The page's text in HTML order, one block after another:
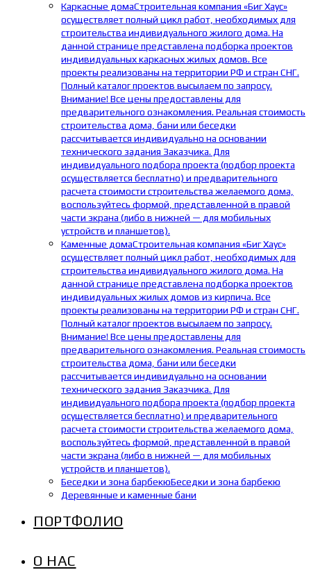
Каркасные домаСтроительная компания «Биг Хаус»
осуществляет полный цикл работ, необходимых для
строительства индивидуального жилого дома. На
данной странице представлена подборка проектов
индивидуальных каркасных жилых домов. Все
проекты реализованы на территории РФ и стран СНГ.
Полный каталог проектов высылаем по запросу.
Внимание! Все цены предоставлены для
предварительного ознакомления. Реальная стоимость
строительства дома, бани или беседки
рассчитывается индивидуально на основании
технического задания Заказчика. Для
индивидуального подбора проекта (подбор проекта
осуществляется бесплатно) и предварительного
расчета стоимости строительства желаемого дома,
воспользуйтесь формой, представленной в правой
части экрана (либо в нижней — для мобильных
устройств и планшетов).
Каменные домаСтроительная компания «Биг Хаус»
осуществляет полный цикл работ, необходимых для
строительства индивидуального жилого дома. На
данной странице представлена подборка проектов
индивидуальных жилых домов из кирпича. Все
проекты реализованы на территории РФ и стран СНГ.
Полный каталог проектов высылаем по запросу.
Внимание! Все цены предоставлены для
предварительного ознакомления. Реальная стоимость
строительства дома, бани или беседки
рассчитывается индивидуально на основании
технического задания Заказчика. Для
индивидуального подбора проекта (подбор проекта
осуществляется бесплатно) и предварительного
расчета стоимости строительства желаемого дома,
воспользуйтесь формой, представленной в правой
части экрана (либо в нижней — для мобильных
устройств и планшетов).
Беседки и зона барбекюБеседки и зона барбекю
Деревянные и каменные бани
ПОРТФОЛИО
О НАС